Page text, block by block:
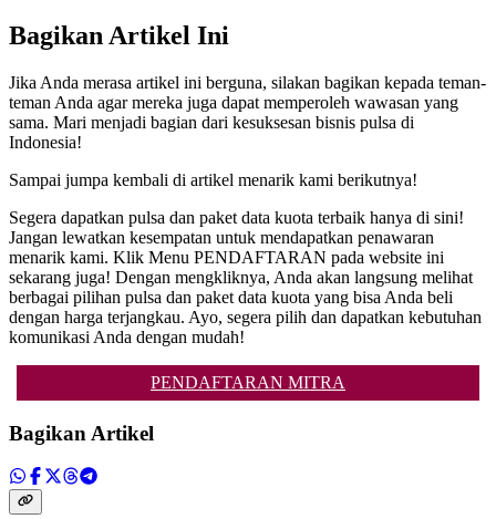
Bagikan Artikel Ini
Jika Anda merasa artikel ini berguna, silakan bagikan kepada teman-
teman Anda agar mereka juga dapat memperoleh wawasan yang
sama. Mari menjadi bagian dari kesuksesan bisnis pulsa di
Indonesia!
Sampai jumpa kembali di artikel menarik kami berikutnya!
Segera dapatkan pulsa dan paket data kuota terbaik hanya di sini!
Jangan lewatkan kesempatan untuk mendapatkan penawaran
menarik kami. Klik Menu PENDAFTARAN pada website ini
sekarang juga! Dengan mengkliknya, Anda akan langsung melihat
berbagai pilihan pulsa dan paket data kuota yang bisa Anda beli
dengan harga terjangkau. Ayo, segera pilih dan dapatkan kebutuhan
komunikasi Anda dengan mudah!
PENDAFTARAN MITRA
Bagikan Artikel